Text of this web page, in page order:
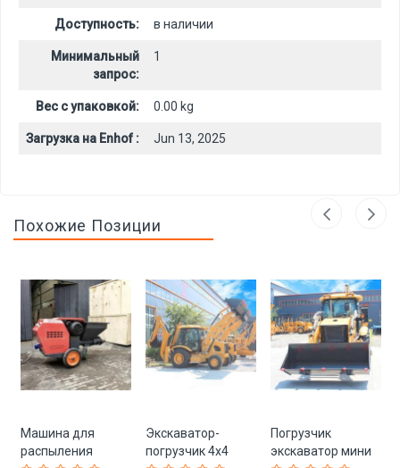
Доступность: в наличии
Минимальный
запрос:
1
Вес с упаковкой: 0.00 kg
Загрузка на Enhof : Jun 13, 2025
Похожие Позиции
Машина для
распыления
Экскаватор-
погрузчик 4x4
Погрузчик
экскаватор мини